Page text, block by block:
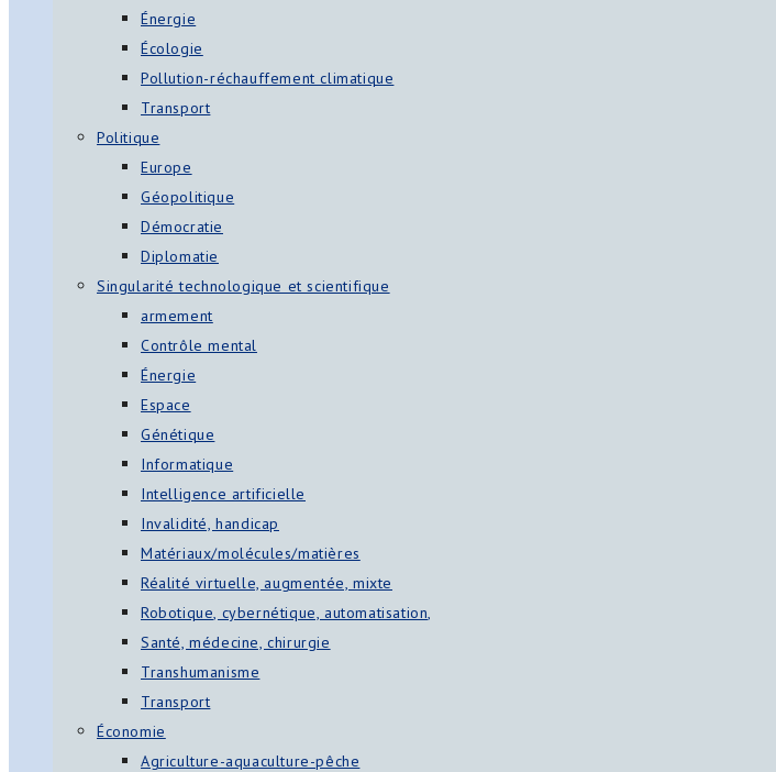
Énergie
Écologie
Pollution-réchauffement climatique
Transport
Politique
Europe
Géopolitique
Démocratie
Diplomatie
Singularité technologique et scientifique
armement
Contrôle mental
Énergie
Espace
Génétique
Informatique
Intelligence artificielle
Invalidité, handicap
Matériaux/molécules/matières
Réalité virtuelle, augmentée, mixte
Robotique, cybernétique, automatisation,
Santé, médecine, chirurgie
Transhumanisme
Transport
Économie
Agriculture-aquaculture-pêche